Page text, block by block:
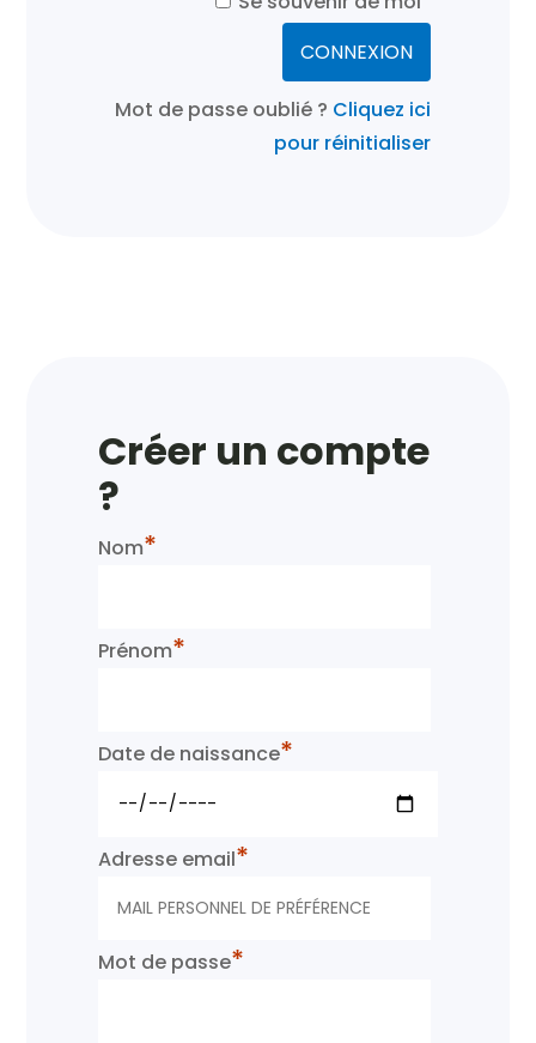
Mot de passe oublié ? Cliquez ici
pour réinitialiser
Créer un compte
?
Nom*
Prénom*
Date de naissance*
Adresse email*
Mot de passe*